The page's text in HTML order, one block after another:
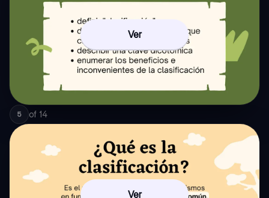
Ver
5 of 14
Ver